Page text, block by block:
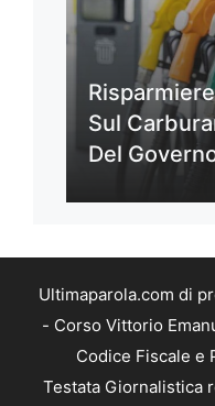
Sul
Del
Ultimaparola.com di
- Corso Vittorio
Codice Fiscale e
Testata Giornalistica